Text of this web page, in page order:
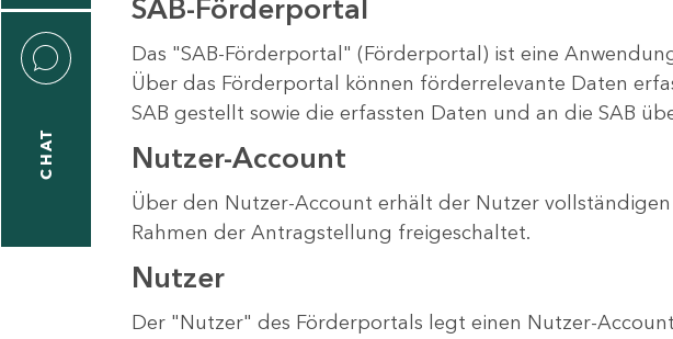
CHAT
SAB-Förderportal
Das "SAB-Förderportal" (Förderportal) ist eine
Über das Förderportal können förderrelevante Daten
SAB gestellt sowie die erfassten Daten und an die SAB
Nutzer-Account
Über den Nutzer-Account erhält der Nutzer
Rahmen der Antragstellung freigeschaltet.
Nutzer
Der "Nutzer" des Förderportals legt einen Nutzer-